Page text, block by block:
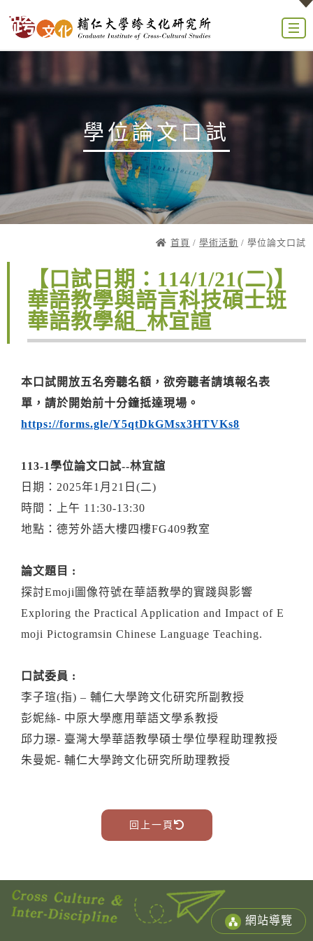
學位論文口試
首頁 / 學術活動 / 學位論文口試
【口試日期：114/1/21(二)】
華語教學與語言科技碩士班
華語教學組_林宜諠
本口試開放五名旁聽名額，欲旁聽者請填報名表
單，請於開始前十分鐘抵達現場。
https://forms.gle/Y5qtDkGMsx3HTVKs8
113-1學位論文口試--林宜諠
日期：2025年1月21日(二)
時間：上午 11:30-13:30
地點：德芳外語大樓四樓FG409教室
論文題目 :
探討Emoji圖像符號在華語教學的實踐與影響
Exploring the Practical Application and Impact of E
moji Pictogramsin Chinese Language Teaching.
口試委員 :
李子瑄(指) – 輔仁大學跨文化研究所副教授
彭妮絲- 中原大學應用華語文學系教授
邱力璟- 臺灣大學華語教學碩士學位學程助理教授
朱曼妮- 輔仁大學跨文化研究所助理教授
回上一頁
網站導覽